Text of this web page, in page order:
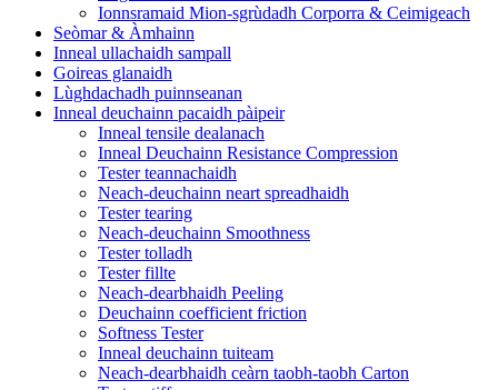
Ionnsramaid Mion-sgrùdadh Corporra & Ceimigeach
Seòmar & Àmhainn
Inneal ullachaidh sampall
Goireas glanaidh
Lùghdachadh puinnseanan
Inneal deuchainn pacaidh pàipeir
Inneal tensile dealanach
Inneal Deuchainn Resistance Compression
Tester teannachaidh
Neach-deuchainn neart spreadhaidh
Tester tearing
Neach-deuchainn Smoothness
Tester tolladh
Tester fillte
Neach-dearbhaidh Peeling
Deuchainn coefficient friction
Softness Tester
Inneal deuchainn tuiteam
Neach-dearbhaidh ceàrn taobh-taobh Carton